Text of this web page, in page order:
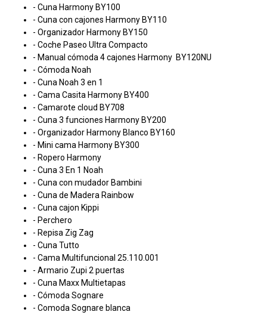
- Cuna Harmony BY100
- Cuna con cajones Harmony BY110
- Organizador Harmony BY150
- Coche Paseo Ultra Compacto
- Manual cómoda 4 cajones Harmony BY120NU
- Cómoda Noah
- Cuna Noah 3 en 1
- Cama Casita Harmony BY400
- Camarote cloud BY708
- Cuna 3 funciones Harmony BY200
- Organizador Harmony Blanco BY160
- Mini cama Harmony BY300
- Ropero Harmony
- Cuna 3 En 1 Noah
- Cuna con mudador Bambini
- Cuna de Madera Rainbow
- Cuna cajon Kippi
- Perchero
- Repisa Zig Zag
- Cuna Tutto
- Cama Multifuncional 25.110.001
- Armario Zupi 2 puertas
- Cuna Maxx Multietapas
- Cómoda Sognare
- Comoda Sognare blanca